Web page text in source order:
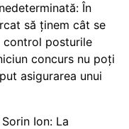
În
să ținem cât se
control posturile
concurs nu poți
asigurarea unui
Ion: La